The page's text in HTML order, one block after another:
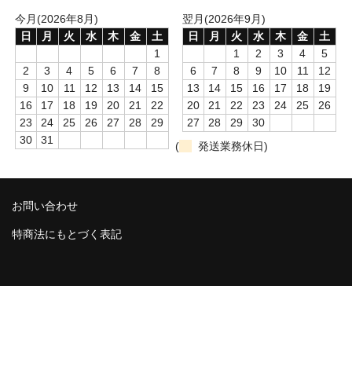
消毒薬・用品
アフターケア
洗浄用用品
スタジオ用品
お問い合わせ
特商法にもとづく表記
今月(2026年8月)
日
月 火 水 木 金
土
1
2
3 4 5 6 7
8
9
10 11 12 13 14
15
16
17 18 19 20 21
22
23
24 25 26 27 28
29
30
31
翌月(2026年9月)
日
月 火 水 木 金
土
1
2 3 4
5
6
7 8 9 10 11
12
13
14 15 16 17 18
19
20
21 22 23 24 25
26
27
28 29
30
(
発送業務休日)
お問い合わせ
特商法にもとづく表記